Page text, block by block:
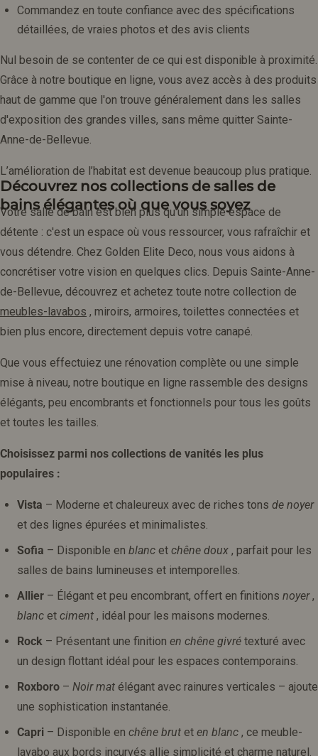
Commandez en toute confiance avec des spécifications
détaillées, de vraies photos et des avis clients
Nul besoin de se contenter de ce qui est disponible à proximité.
Grâce à notre boutique en ligne, vous avez accès à des produits
haut de gamme que l'on trouve généralement dans les salles
d'exposition des grandes villes, sans même quitter Sainte-
Anne-de-Bellevue.
L’amélioration de l’habitat est devenue beaucoup plus pratique.
Découvrez nos collections de salles de
bains élégantes où que vous soyez
Votre salle de bain est bien plus qu'un simple espace de
détente : c'est un espace où vous ressourcer, vous rafraîchir et
vous détendre. Chez Golden Elite Deco, nous vous aidons à
concrétiser votre vision en quelques clics. Depuis Sainte-Anne-
de-Bellevue, découvrez et achetez toute notre collection de
meubles-lavabos , miroirs, armoires, toilettes connectées et
bien plus encore, directement depuis votre canapé.
Que vous effectuiez une rénovation complète ou une simple
mise à niveau, notre boutique en ligne rassemble des designs
élégants, peu encombrants et fonctionnels pour tous les goûts
et toutes les tailles.
Choisissez parmi nos collections de vanités les plus
populaires :
Vista – Moderne et chaleureux avec de riches tons de noyer
et des lignes épurées et minimalistes.
Sofia – Disponible en blanc et chêne doux , parfait pour les
salles de bains lumineuses et intemporelles.
Allier – Élégant et peu encombrant, offert en finitions noyer,
blanc et ciment , idéal pour les maisons modernes.
Rock – Présentant une finition en chêne givré texturé avec
un design flottant idéal pour les espaces contemporains.
Roxboro – Noir mat élégant avec rainures verticales – ajoute
une sophistication instantanée.
Capri – Disponible en chêne brut et en blanc , ce meuble-
lavabo aux bords incurvés allie simplicité et charme naturel.